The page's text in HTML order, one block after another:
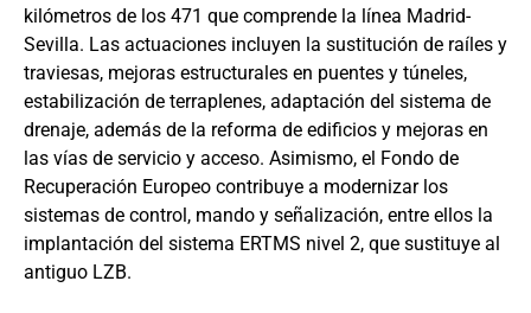
kilómetros de los 471 que comprende la línea Madrid-
Sevilla. Las actuaciones incluyen la sustitución de raíles y
traviesas, mejoras estructurales en puentes y túneles,
estabilización de terraplenes, adaptación del sistema de
drenaje, además de la reforma de edificios y mejoras en
las vías de servicio y acceso. Asimismo, el Fondo de
Recuperación Europeo contribuye a modernizar los
sistemas de control, mando y señalización, entre ellos la
implantación del sistema ERTMS nivel 2, que sustituye al
antiguo LZB.